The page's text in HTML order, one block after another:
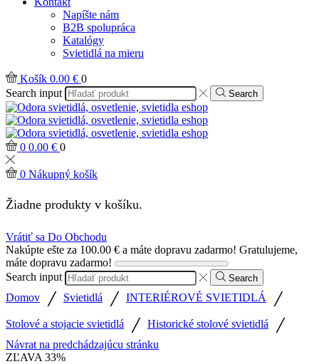
Napíšte nám
B2B spolupráca
Katalógy
Svietidlá na mieru
Košík 0.00 € 0
Search input
Search
0 0.00 € 0
0 Nákupný košík
Žiadne produkty v košíku.
Vrátiť sa Do Obchodu
Nakúpte ešte za 100.00 € a máte dopravu zadarmo! Gratulujeme,
máte dopravu zadarmo!
Search input
Search
Domov / Svietidlá / INTERIÉROVÉ SVIETIDLÁ /
Stolové a stojacie svietidlá / Historické stolové svietidlá /
Návrat na predchádzajúcu stránku
ZĽAVA 33%